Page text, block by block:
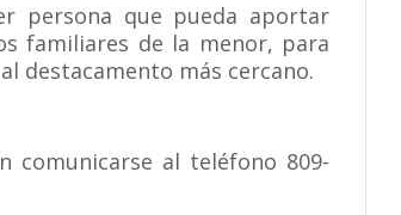
persona que pueda aportar
familiares de la menor, para
destacamento más cercano.
comunicarse al teléfono 809-